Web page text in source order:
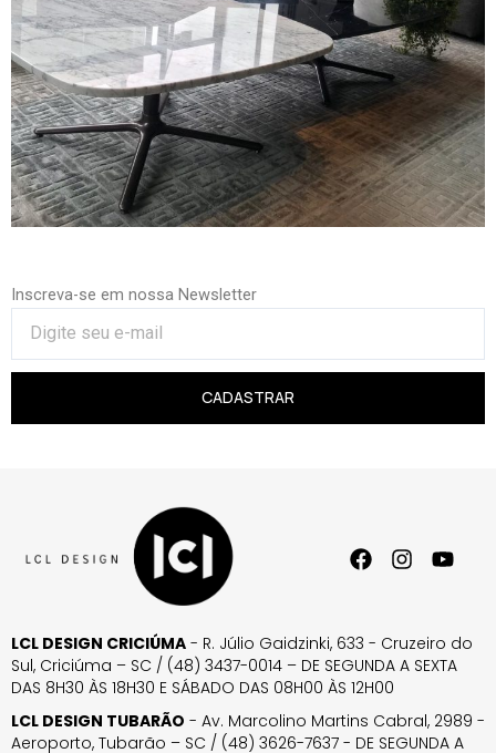
Inscreva-se em nossa Newsletter
CADASTRAR
LCL DESIGN CRICIÚMA - R. Júlio Gaidzinki, 633 - Cruzeiro do
Sul, Criciúma – SC / (48) 3437-0014 – DE SEGUNDA A SEXTA
DAS 8H30 ÀS 18H30 E SÁBADO DAS 08H00 ÀS 12H00
LCL DESIGN TUBARÃO - Av. Marcolino Martins Cabral, 2989 -
Aeroporto, Tubarão – SC / (48) 3626-7637 - DE SEGUNDA A